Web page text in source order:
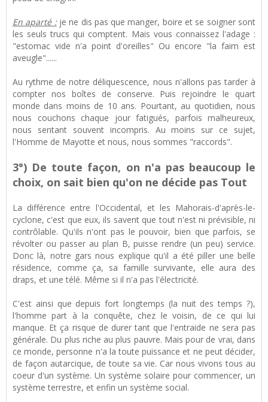
En aparté :je ne dis pas que manger, boire et se soigner sont
les seuls trucs qui comptent. Mais vous connaissez l'adage :
"estomac vide n'a point d'oreilles" Ou encore "la faim est
aveugle"......
Au rythme de notre déliquescence, nous n'allons pas tarder à
compter nos boîtes de conserve. Puis rejoindre le quart
monde dans moins de 10 ans. Pourtant, au quotidien, nous
nous couchons chaque jour fatigués, parfois malheureux,
nous sentant souvent incompris. Au moins sur ce sujet,
l'Homme de Mayotte et nous, nous sommes "raccords".
3°) De toute façon, on n'a pas beaucoup le
choix, on sait bien qu'on ne décide pas Tout
La différence entre l'Occidental, et les Mahorais-d'après-le-
cyclone, c'est que eux, ils savent que tout n'est ni prévisible, ni
contrôlable. Qu'ils n'ont pas le pouvoir, bien que parfois, se
révolter ou passer au plan B, puisse rendre (un peu) service.
Donc là, notre gars nous explique qu'il a été piller une belle
résidence, comme ça, sa famille survivante, elle aura des
draps, et une télé. Même si il n'a pas l'électricité.
C'est ainsi que depuis fort longtemps (la nuit des temps ?),
l'homme part à la conquête, chez le voisin, de ce qui lui
manque. Et ça risque de durer tant que l'entraide ne sera pas
générale. Du plus riche au plus pauvre. Mais pour de vrai, dans
ce monde, personne n'a la toute puissance et ne peut décider,
de façon autarcique, de toute sa vie. Car nous vivons tous au
coeur d'un système. Un système solaire pour commencer, un
système terrestre, et enfin un système social.